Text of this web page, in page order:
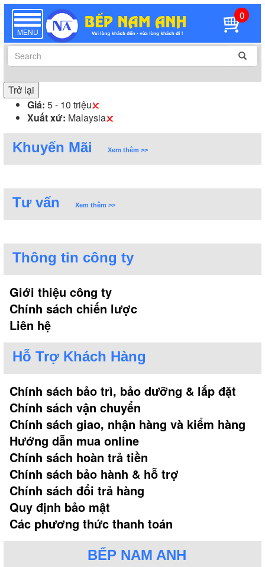
TOGGLE
NAVIGATION
MENU
0
Trở lại
Giá: 5 - 10 triệu
Xuất xứ: Malaysia
Khuyến Mãi Xem thêm >>
Tư vấn Xem thêm >>
Thông tin công ty
Giới thiệu công ty
Chính sách chiến lược
Liên hệ
Hỗ Trợ Khách Hàng
Chính sách bảo trì, bảo dưỡng & lắp đặt
Chính sách vận chuyển
Chính sách giao, nhận hàng và kiểm hàng
Hướng dẫn mua online
Chính sách hoàn trả tiền
Chính sách bảo hành & hỗ trợ
Chính sách đổi trả hàng
Quy định bảo mật
Các phương thức thanh toán
BẾP NAM ANH